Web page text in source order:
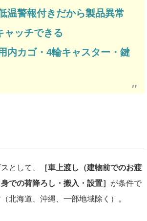
温警報付きだから製品異常
ャッチできる
内カゴ・4輪キャスター・鍵
として、
［車上渡し（建物前でのお渡
での荷降ろし・搬入・設置］ が条件で
北海道、沖縄、一部地域除く）。